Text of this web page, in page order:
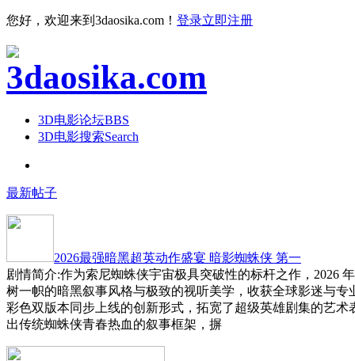
您好，欢迎来到3daosika.com！ 登录立即注册
3D电影论坛BBS
3D电影搜索Search
最新帖子
2026最强暗黑超英动作盛宴 暗影蜘蛛侠 第一
剧情简介:作为索尼蜘蛛侠宇宙极具突破性的标杆之作，2026
树一帜的暗黑叙事风格与极致的视听美学，收获全球影迷与
彩色双版本同步上线的创新形式，拓宽了超级英雄剧集的艺
出传统蜘蛛侠青春热血的叙事框架，摒